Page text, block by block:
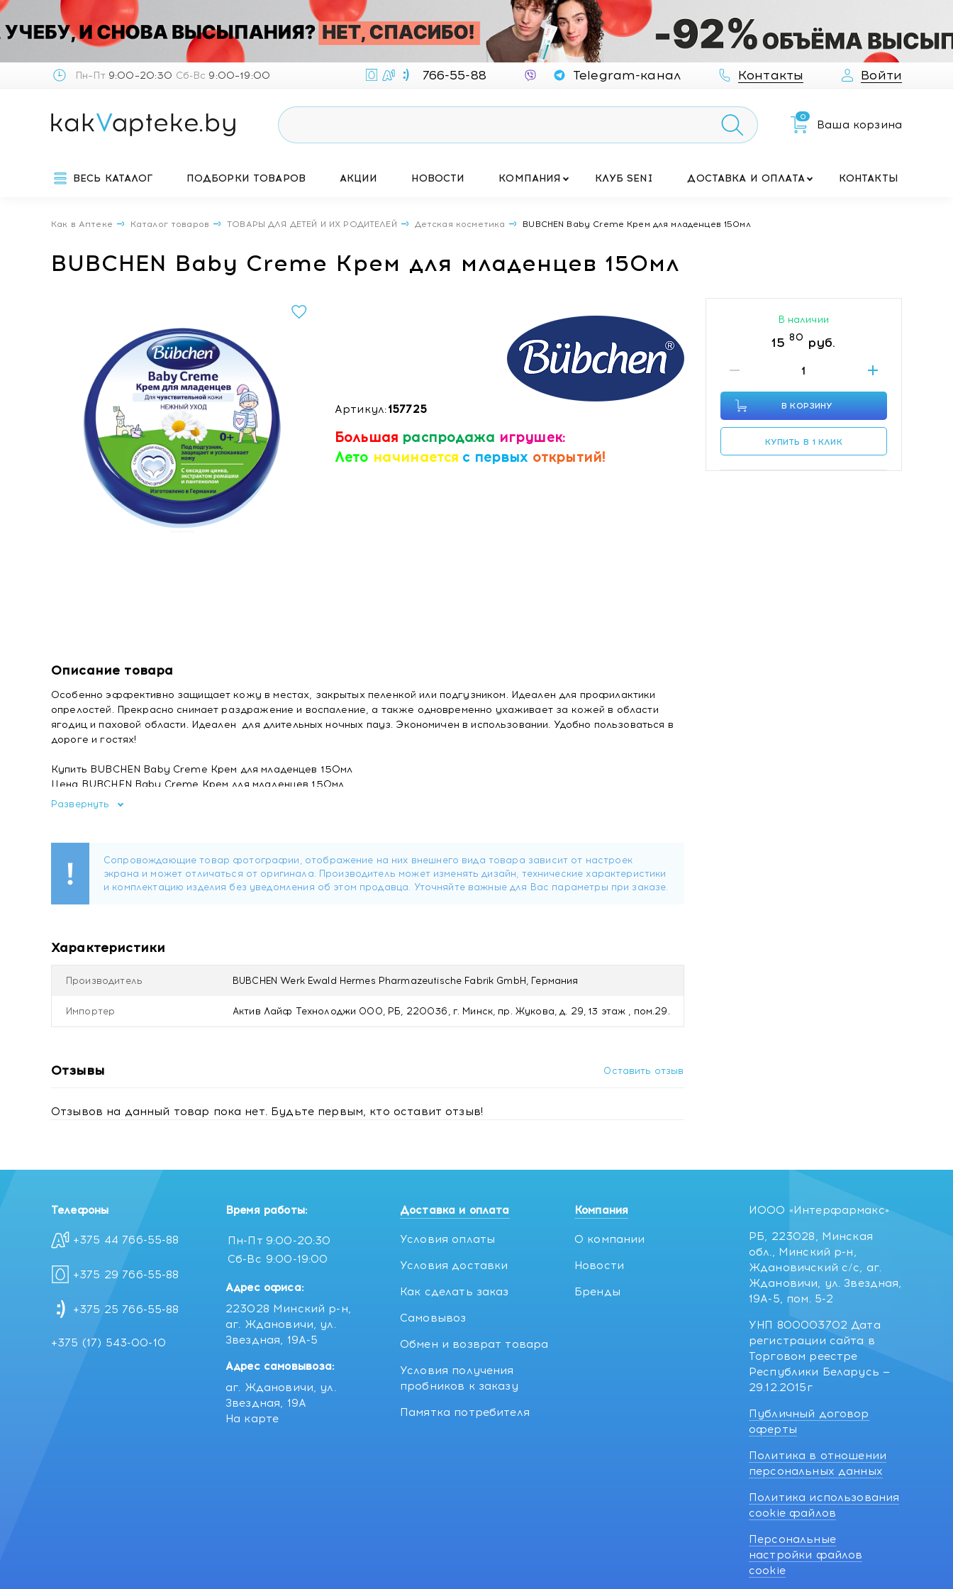
Пн–Пт9:00–20:30 Сб-Вс 9:00–19:00 766-55-88 Telegram-канал Контакты Войти
0
Ваша корзина
ВЕСЬ КАТАЛОГ ПОДБОРКИ ТОВАРОВ АКЦИИ НОВОСТИ КОМПАНИЯ КЛУБ SENI ДОСТАВКА И ОПЛАТА КОНТАКТЫ
Как в Аптеке Каталог товаров ТОВАРЫ ДЛЯ ДЕТЕЙ И ИХ РОДИТЕЛЕЙ Детская косметика BUBCHEN Baby Creme Крем для младенцев 150мл
BUBCHEN Baby Creme Крем для младенцев 150мл
Артикул:157725
Большая распродажа игрушек:
Лето начинается с первых открытий!
Описание товара
Особенно эффективно защищает кожу в местах, закрытых пеленкой или подгузником. Идеален для профилактики
опрелостей. Прекрасно снимает раздражение и воспаление, а также одновременно ухаживает за кожей в области
ягодиц и паховой области. Идеален для длительных ночных пауз. Экономичен в использовании. Удобно пользоваться в
дороге и гостях!
Купить BUBCHEN Baby Creme Крем для младенцев 150мл
Цена BUBCHEN Baby Creme Крем для младенцев 150мл
Отзывы BUBCHEN Baby Creme Крем для младенцев 150мл
Развернуть
Характеристики
Производитель BUBCHEN Werk Ewald Hermes Pharmazeutische Fabrik GmbH, Германия
Импортер Актив Лайф Технолоджи ООО, РБ, 220036, г. Минск, пр. Жукова, д. 29, 13 этаж , пом.29.
Отзывы Оставить отзыв
Отзывов на данный товар пока нет. Будьте первым, кто оставит отзыв!
В наличии
15 80 руб.
В КОРЗИНУ
КУПИТЬ В 1 КЛИК
Телефоны
+375 44 766-55-88
+375 29 766-55-88
+375 25 766-55-88
+375 (17) 543-00-10
Время работы:
Пн-Пт 9:00-20:30
Сб-Вс 9:00-19:00
Адрес офиса:
223028 Минский р-н,
аг. Ждановичи, ул.
Звездная, 19А-5
Адрес самовывоза:
аг. Ждановичи, ул.
Звездная, 19А
На карте
Доставка и оплата
Условия оплаты
Условия доставки
Как сделать заказ
Самовывоз
Обмен и возврат товара
Условия получения
пробников к заказу
Памятка потребителя
Компания
О компании
Новости
Бренды
ИООО «Интерфармакс»
РБ, 223028, Минская
обл., Минский р-н,
Ждановичский с/с, аг.
Ждановичи, ул. Звездная,
19А-5, пом. 5-2
УНП 800003702 Дата
регистрации сайта в
Торговом реестре
Республики Беларусь —
29.12.2015г
Публичный договор
оферты
Политика в отношении
персональных данных
Политика использования
cookie файлов
Персональные
настройки файлов
cookie